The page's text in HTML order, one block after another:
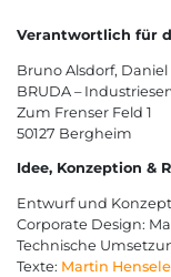
Verantwortlich für
Bruno Alsdorf,
BRUDA –
Zum Frenser Feld 1
50127 Bergheim
Idee, Konzeption &
Entwurf und
Corporate Design:
Technische
Texte: Martin